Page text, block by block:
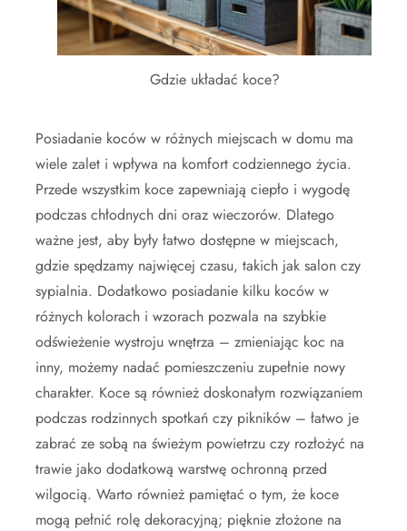
Gdzie układać koce?
Posiadanie koców w różnych miejscach w domu ma
wiele zalet i wpływa na komfort codziennego życia.
Przede wszystkim koce zapewniają ciepło i wygodę
podczas chłodnych dni oraz wieczorów. Dlatego
ważne jest, aby były łatwo dostępne w miejscach,
gdzie spędzamy najwięcej czasu, takich jak salon czy
sypialnia. Dodatkowo posiadanie kilku koców w
różnych kolorach i wzorach pozwala na szybkie
odświeżenie wystroju wnętrza – zmieniając koc na
inny, możemy nadać pomieszczeniu zupełnie nowy
charakter. Koce są również doskonałym rozwiązaniem
podczas rodzinnych spotkań czy pikników – łatwo je
zabrać ze sobą na świeżym powietrzu czy rozłożyć na
trawie jako dodatkową warstwę ochronną przed
wilgocią. Warto również pamiętać o tym, że koce
mogą pełnić rolę dekoracyjną; pięknie złożone na